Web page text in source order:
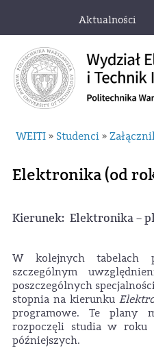
Aktualności
WEITI » Studenci »
Elektronika (od
Kierunek: Elektronika –
W kolejnych tabelach
szczególnym
poszczególnych
stopnia na kierunku
programowe. Te plany
rozpoczęli studia w roku
późniejszych.